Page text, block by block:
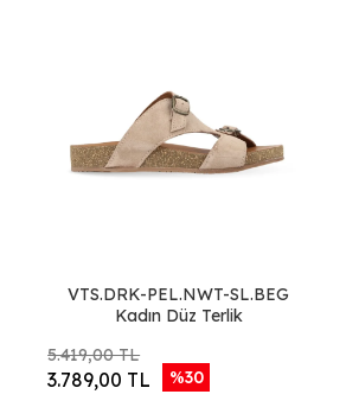
VTS.DRK-PEL.NWT-SL.BEG
Kadın Düz Terlik
5.419,00 TL
3.789,00 TL %30